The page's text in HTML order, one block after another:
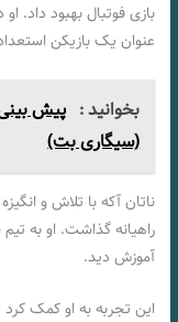
بازی فوتبال بهبود داد.
عنوان یک بازیکن
بخوانید : پیش
(سیگاری بت)
ناتان آکه با تلاش و
راهیانه گذاشت. او به
آموزش دید.
این تجربه به او کمک